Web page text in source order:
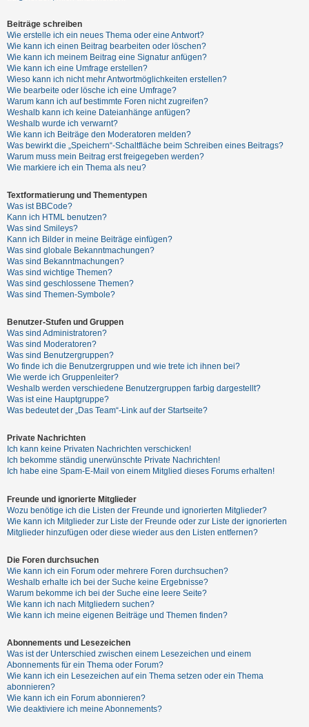
Beiträge schreiben
Wie erstelle ich ein neues Thema oder eine Antwort?
Wie kann ich einen Beitrag bearbeiten oder löschen?
Wie kann ich meinem Beitrag eine Signatur anfügen?
Wie kann ich eine Umfrage erstellen?
Wieso kann ich nicht mehr Antwortmöglichkeiten erstellen?
Wie bearbeite oder lösche ich eine Umfrage?
Warum kann ich auf bestimmte Foren nicht zugreifen?
Weshalb kann ich keine Dateianhänge anfügen?
Weshalb wurde ich verwarnt?
Wie kann ich Beiträge den Moderatoren melden?
Was bewirkt die „Speichern“-Schaltfläche beim Schreiben eines Beitrags?
Warum muss mein Beitrag erst freigegeben werden?
Wie markiere ich ein Thema als neu?
Textformatierung und Thementypen
Was ist BBCode?
Kann ich HTML benutzen?
Was sind Smileys?
Kann ich Bilder in meine Beiträge einfügen?
Was sind globale Bekanntmachungen?
Was sind Bekanntmachungen?
Was sind wichtige Themen?
Was sind geschlossene Themen?
Was sind Themen-Symbole?
Benutzer-Stufen und Gruppen
Was sind Administratoren?
Was sind Moderatoren?
Was sind Benutzergruppen?
Wo finde ich die Benutzergruppen und wie trete ich ihnen bei?
Wie werde ich Gruppenleiter?
Weshalb werden verschiedene Benutzergruppen farbig dargestellt?
Was ist eine Hauptgruppe?
Was bedeutet der „Das Team“-Link auf der Startseite?
Private Nachrichten
Ich kann keine Privaten Nachrichten verschicken!
Ich bekomme ständig unerwünschte Private Nachrichten!
Ich habe eine Spam-E-Mail von einem Mitglied dieses Forums erhalten!
Freunde und ignorierte Mitglieder
Wozu benötige ich die Listen der Freunde und ignorierten Mitglieder?
Wie kann ich Mitglieder zur Liste der Freunde oder zur Liste der ignorierten
Mitglieder hinzufügen oder diese wieder aus den Listen entfernen?
Die Foren durchsuchen
Wie kann ich ein Forum oder mehrere Foren durchsuchen?
Weshalb erhalte ich bei der Suche keine Ergebnisse?
Warum bekomme ich bei der Suche eine leere Seite?
Wie kann ich nach Mitgliedern suchen?
Wie kann ich meine eigenen Beiträge und Themen finden?
Abonnements und Lesezeichen
Was ist der Unterschied zwischen einem Lesezeichen und einem
Abonnements für ein Thema oder Forum?
Wie kann ich ein Lesezeichen auf ein Thema setzen oder ein Thema
abonnieren?
Wie kann ich ein Forum abonnieren?
Wie deaktiviere ich meine Abonnements?